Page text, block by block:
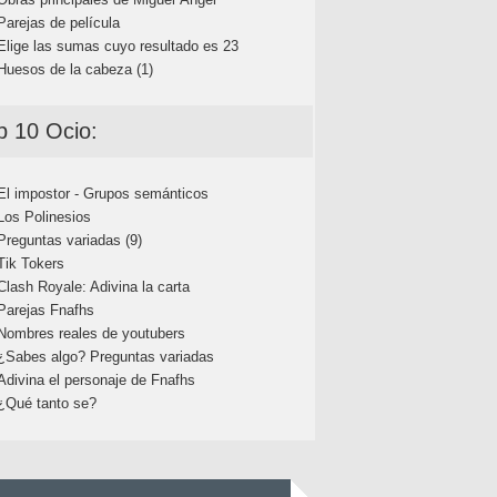
de película
las sumas cuyo resultado es 23
de la cabeza (1)
10 Ocio:
impostor - Grupos semánticos
Polinesios
variadas (9)
Tokers
Royale: Adivina la carta
Fnafhs
reales de youtubers
algo? Preguntas variadas
el personaje de Fnafhs
tanto se?